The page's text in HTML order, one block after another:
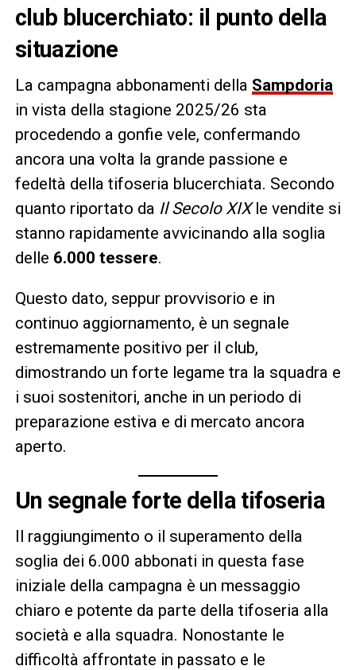
club blucerchiato: il punto della
situazione
La campagna abbonamenti della Sampdoria
in vista della stagione 2025/26 sta
procedendo a gonfie vele, confermando
ancora una volta la grande passione e
fedeltà della tifoseria blucerchiata. Secondo
quanto riportato da Il Secolo XIXle vendite si
stanno rapidamente avvicinando alla soglia
delle 6.000 tessere.
Questo dato, seppur provvisorio e in
continuo aggiornamento, è un segnale
estremamente positivo per il club,
dimostrando un forte legame tra la squadra e
i suoi sostenitori, anche in un periodo di
preparazione estiva e di mercato ancora
aperto.
Un segnale forte della tifoseria
Il raggiungimento o il superamento della
soglia dei 6.000 abbonati in questa fase
iniziale della campagna è un messaggio
chiaro e potente da parte della tifoseria alla
società e alla squadra. Nonostante le
difficoltà affrontate in passato e le